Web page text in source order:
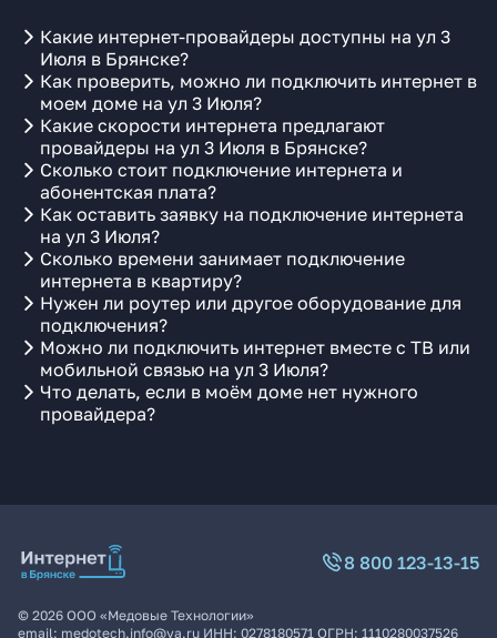
Какие интернет-провайдеры доступны на ул 3
Июля в Брянске?
Как проверить, можно ли подключить интернет в
моем доме на ул 3 Июля?
Какие скорости интернета предлагают
провайдеры на ул 3 Июля в Брянске?
Сколько стоит подключение интернета и
абонентская плата?
Как оставить заявку на подключение интернета
на ул 3 Июля?
Сколько времени занимает подключение
интернета в квартиру?
Нужен ли роутер или другое оборудование для
подключения?
Можно ли подключить интернет вместе с ТВ или
мобильной связью на ул 3 Июля?
Что делать, если в моём доме нет нужного
провайдера?
8 800 123-13-15
© 2026 ООО «Медовые Технологии»
email: medotech.info@ya.ru ИНН: 0278180571 ОГРН: 1110280037526